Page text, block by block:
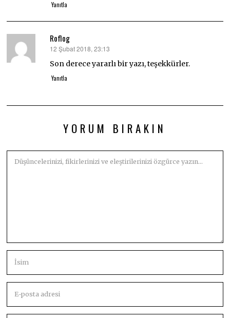
Yanıtla
Roflog
dedi
ki:
12 Şubat 2018, 23:13
Son derece yararlı bir yazı, teşekkürler.
Yanıtla
YORUM BIRAKIN